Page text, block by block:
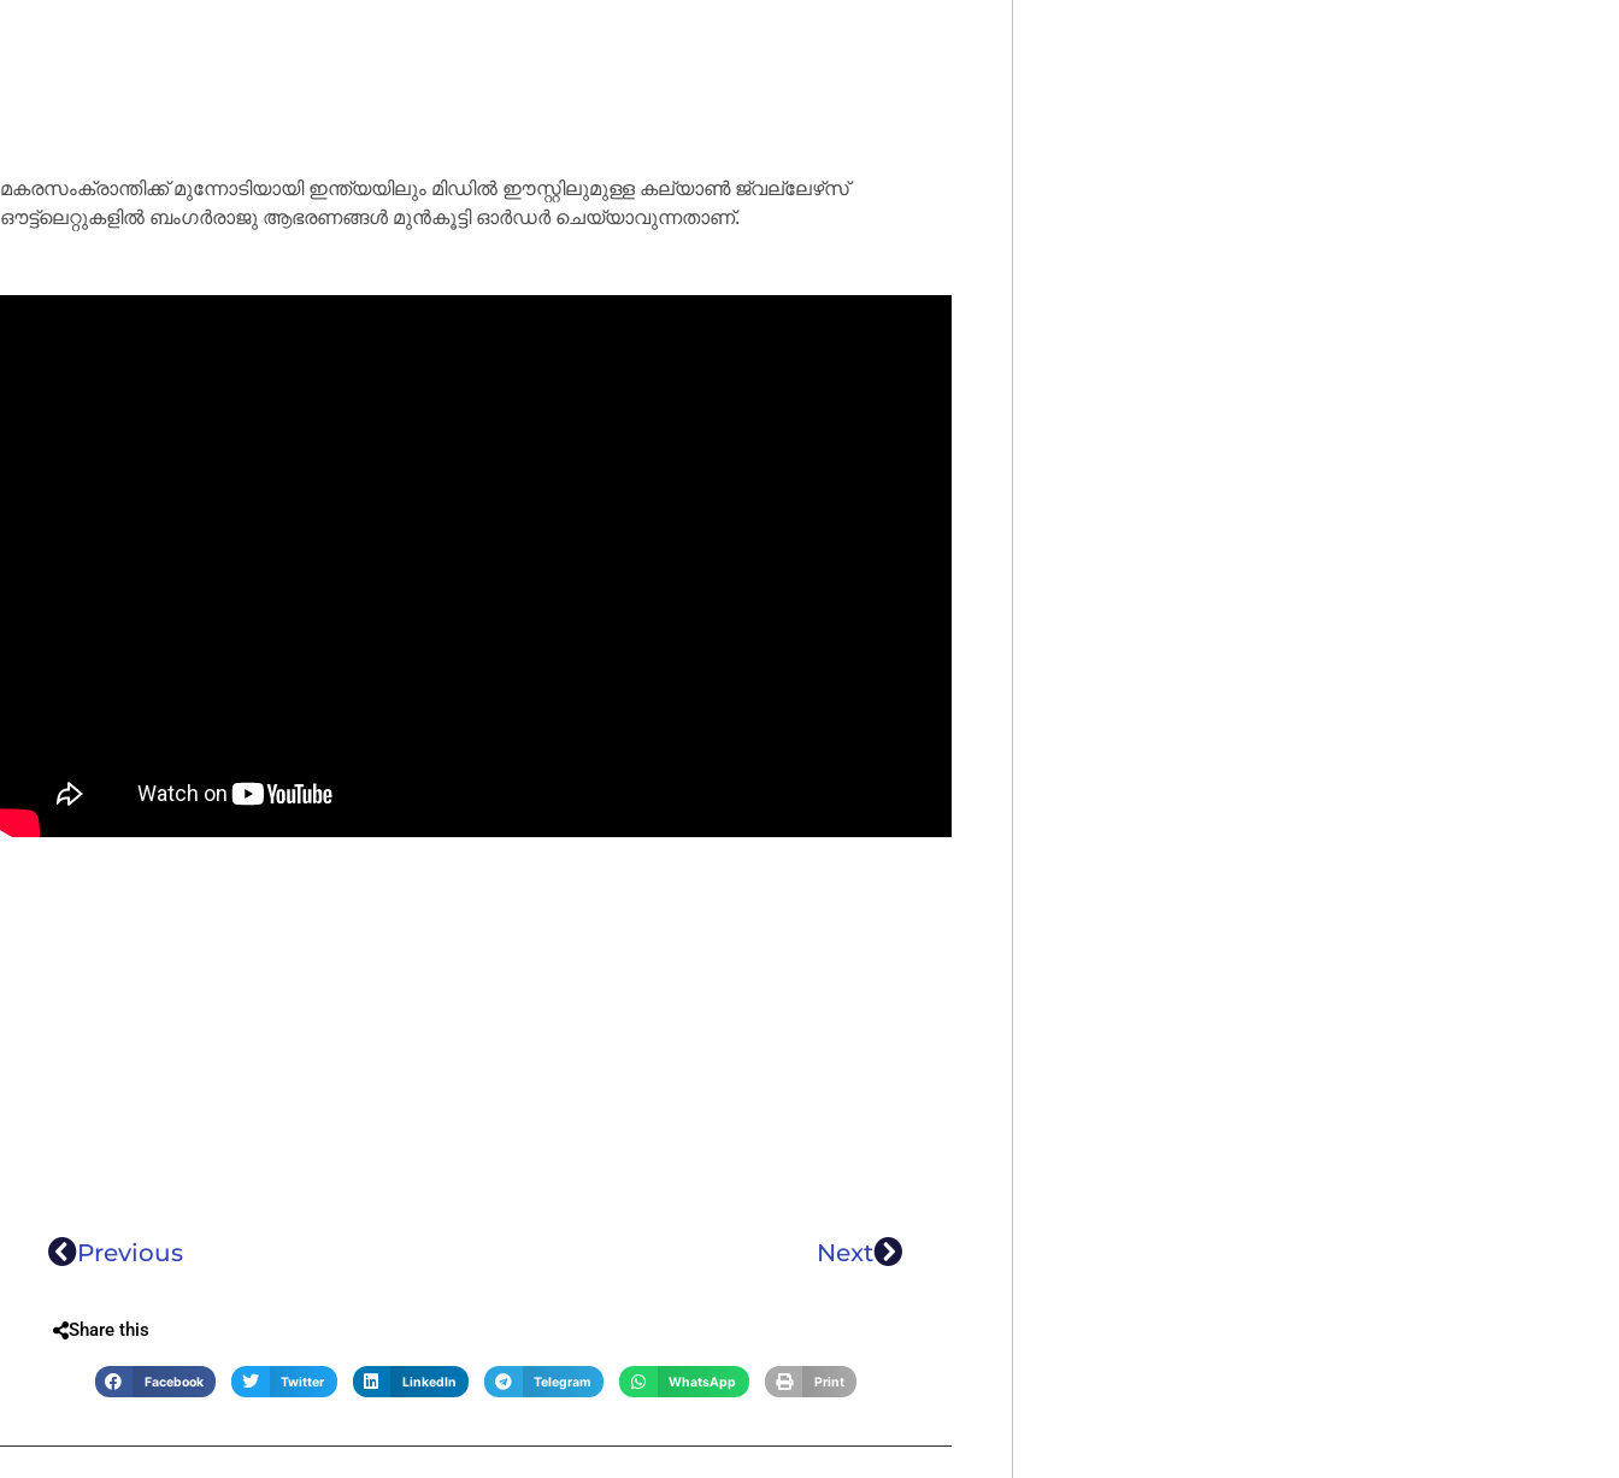
മകരസംക്രാന്തിക്ക് മുന്നോടിയായി ഇന്ത്യയിലും മിഡിൽ ഈസ്റ്റിലുമുള്ള കല്യാൺ ജ്വല്ലേഴ്‌സ്
ഔട്ട്‌ലെറ്റുകളിൽ ബംഗർരാജു ആഭരണങ്ങൾ മുൻകൂട്ടി ഓർഡർ ചെയ്യാവുന്നതാണ്.
Previous Next
Share this
Facebook Twitter LinkedIn Telegram WhatsApp Print